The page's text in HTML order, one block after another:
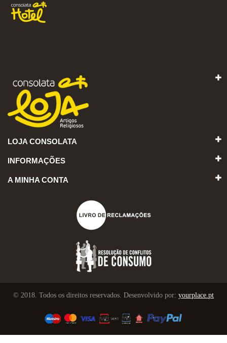
LOJA CONSOLATA
INFORMAÇÕES
A MINHA CONTA
© 2018. Todos os direitos reservados. Desenvolvido por: yourplace.pt